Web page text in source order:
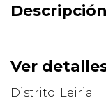
Descripción
Ver
Distrito: Leiria